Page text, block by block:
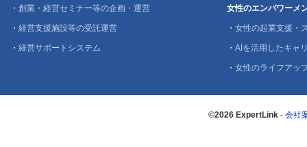
・ 創業・経営セミナー等の企画・運営
・ 経営支援施設等の受託運営
・ 経営サポートシステム
女性のエンパワーメ
・ 女性の起業支援・
・ AIを活用したキャ
・ 女性のライフアッ
©2026 ExpertLink - 会社